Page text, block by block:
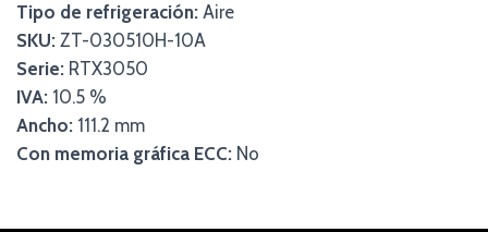
Tipo de refrigeración: Aire
SKU: ZT-030510H-10A
Serie: RTX3050
IVA: 10.5 %
Ancho: 111.2 mm
Con memoria gráfica ECC: No